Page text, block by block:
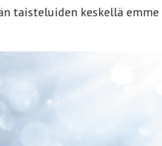
taisteluiden keskellä